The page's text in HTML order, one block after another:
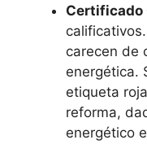
Certificado
carecen de
energética.
etiqueta
reforma,
energético